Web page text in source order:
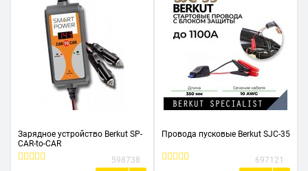
Зарядное устройство Berkut SP-
CAR-to-CAR
598738
Провода пусковые Berkut SJC-35
697121